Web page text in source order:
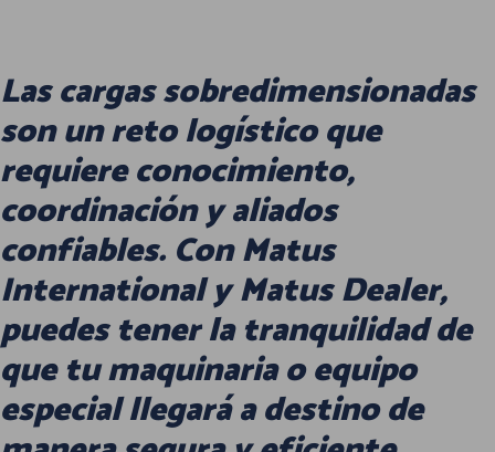
Las cargas sobredimensionadas
son un reto logístico que
requiere conocimiento,
coordinación y aliados
confiables. Con Matus
International y Matus Dealer,
puedes tener la tranquilidad de
que tu maquinaria o equipo
especial llegará a destino de